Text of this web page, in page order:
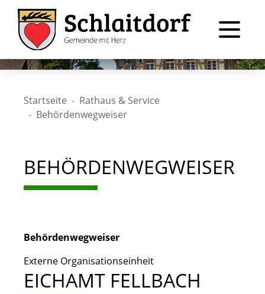
Startseite
Rathaus & Service
Behördenwegweiser
BEHÖRDENWEGWEISER
Behördenwegweiser
Externe Organisationseinheit
EICHAMT FELLBACH